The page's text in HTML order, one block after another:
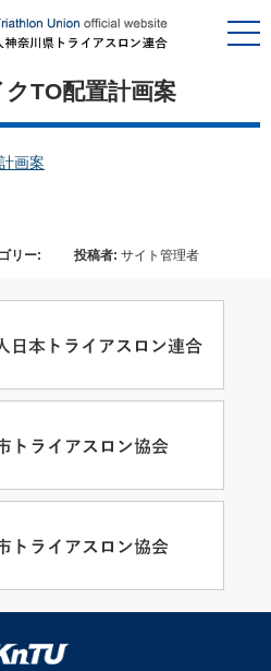
TO配置計画案
画案
リー: 投稿者: サイト管理者